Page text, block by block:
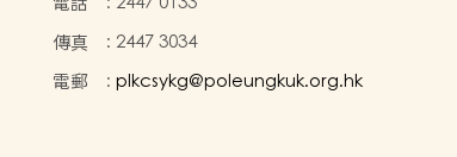
傳真
: 2447 3034
電郵
: plkcsykg@poleungkuk.org.hk